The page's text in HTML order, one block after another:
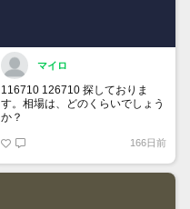
マイロ
116710 126710 探しておりま
す。相場は、どのくらいでしょう
か？
166日前